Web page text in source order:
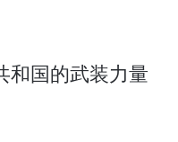
国的武装力量